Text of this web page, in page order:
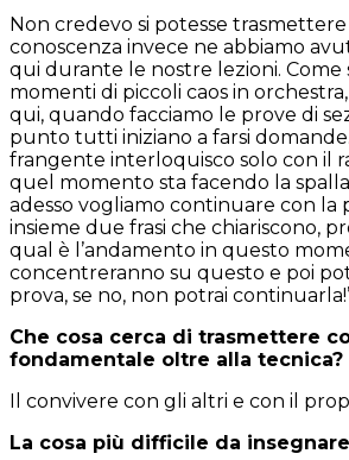
Non credevo si potesse
conoscenza invece ne abbiamo
qui durante le nostre lezioni.
momenti di piccoli caos in
qui, quando facciamo le prove di
punto tutti iniziano a farsi
frangente interloquisco solo con il
quel momento sta facendo la
adesso vogliamo continuare con la
insieme due frasi che chiariscono,
qual è l’andamento in questo
concentreranno su questo e poi
prova, se no, non potrai
Che cosa cerca di trasmettere
fondamentale oltre alla tecnica?
Il convivere con gli altri e con il
La cosa più difficile da